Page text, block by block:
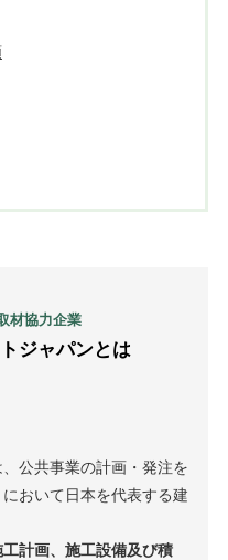
材協力企業
ジャパンとは
公共事業の計画・発注を
おいて日本を代表する建
計画、施工設備及び積